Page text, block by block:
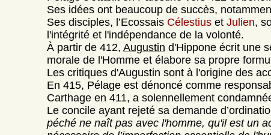
Ses idées ont beaucoup de succès,
Ses disciples, l’Ecossais Célestiuset Julien,
l'intégrité et l'indépendance de la volonté.
À partir de 412, Augustin d'Hippone écrit une
morale de l'Homme et élabore sa propre
Les critiques d'Augustin sont à l'origine des
En 415, Pélage est dénoncé comme
Carthage en 411, a solennellement
Le concile ayant rejeté sa demande
péché ne naît pas avec l'homme, qu'il est un